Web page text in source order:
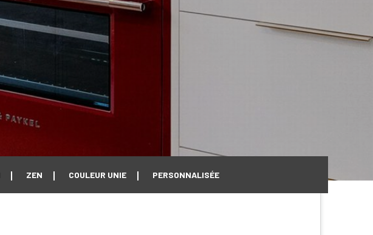
ZEN COULEUR UNIE PERSONNALISÉE